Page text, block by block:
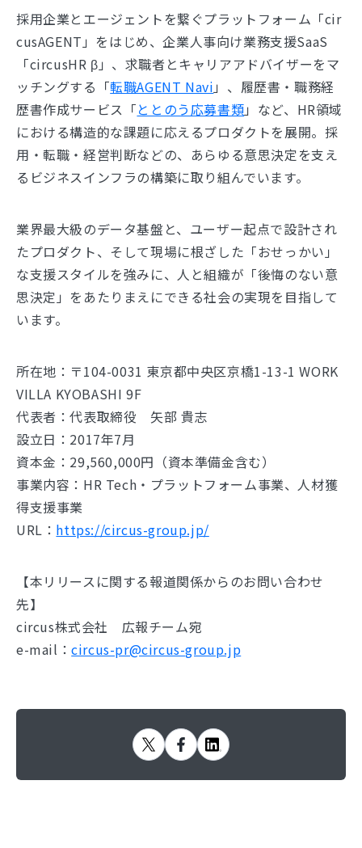
採用企業とエージェントを繋ぐプラットフォーム「cir
cusAGENT」をはじめ、企業人事向け業務支援SaaS
「circusHR β」、求職者とキャリアアドバイザーをマ
ッチングする「転職AGENT Navi 」、履歴書・職務経
歴書作成サービス「ととのう応募書類」など、HR領域
における構造的な課題に応えるプロダクトを展開。採
用・転職・経営判断などの、あらゆる意思決定を支え
るビジネスインフラの構築に取り組んでいます。
業界最大級のデータ基盤と、ユーザー起点で設計され
たプロダクト、そして現場に根ざした「おせっかい」
な支援スタイルを強みに、人と組織が「後悔のない意
思決定」をあたりまえにできる社会の実現を目指して
います。
所在地：〒104-0031 東京都中央区京橋1-13-1 WORK
VILLA KYOBASHI 9F
代表者：代表取締役 矢部 貴志
設立日：2017年7月
資本金：29,560,000円（資本準備金含む）
事業内容：HR Tech・プラットフォーム事業、人材獲
得支援事業
URL： https://circus-group.jp/
【本リリースに関する報道関係からのお問い合わせ
先】
circus株式会社 広報チーム宛
e-mail：circus-pr@circus-group.jp